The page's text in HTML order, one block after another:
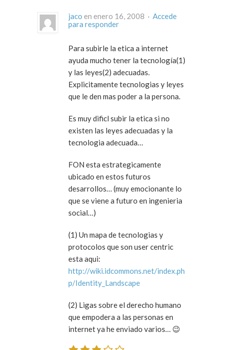
jaco en enero 16, 2008 · Accede
para responder
Para subirle la etica a internet
ayuda mucho tener la tecnología(1)
y las leyes(2) adecuadas.
Explicitamente tecnologias y leyes
que le den mas poder a la persona.
Es muy dificl subir la etica si no
existen las leyes adecuadas y la
tecnologia adecuada…
FON esta estrategicamente
ubicado en estos futuros
desarrollos… (muy emocionante lo
que se viene a futuro en ingenieria
social…)
(1) Un mapa de tecnologias y
protocolos que son user centric
esta aqui:
http://wiki.idcommons.net/index.ph
p/Identity_Landscape
(2) Ligas sobre el derecho humano
que empodera a las personas en
internet ya he enviado varios… 😉